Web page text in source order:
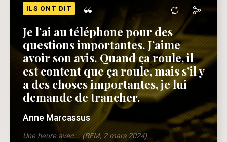
ILS ONT DIT “
Je l’ai au téléphone pour des
questions importantes. J’aime
avoir son avis. Quand ça roule, il
est content que ça roule, mais s’il y
a des choses importantes, je lui
demande de trancher.
Anne Marcassus
Une heure avec... (RFM, 2 mars 2024)